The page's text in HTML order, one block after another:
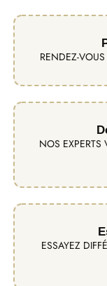
RENDEZ-
NOS EXPERTS
ESSAYEZ